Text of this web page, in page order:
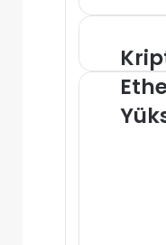
Kripto
Analisti,
Bitcoin
ve